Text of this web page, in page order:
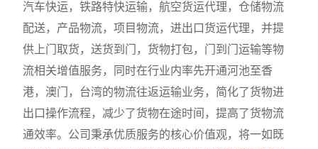
汽车快运，铁路特快运输，航空货运代理，仓储物流
配送，产品物流，项目物流，进出口货运代理，并提
供上门取货，送货到门，货物打包，门到门运输等物
流相关增值服务，同时在行业内率先开通河池至香
港，澳门，台湾的物流往返运输业务，简化了货物进
出口操作流程，减少了货物在途时间，提高了货物流
通效率。公司秉承优质服务的核心价值观，将一如既